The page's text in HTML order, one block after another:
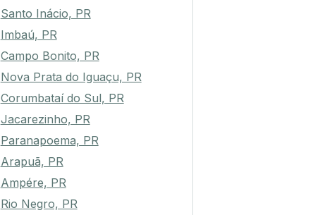
Santo Inácio, PR
Imbaú, PR
Campo Bonito, PR
Nova Prata do Iguaçu, PR
Corumbataí do Sul, PR
Jacarezinho, PR
Paranapoema, PR
Arapuã, PR
Ampére, PR
Rio Negro, PR